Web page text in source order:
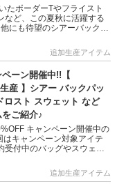
たボーダーTやフライスト
など、この夏秋に活躍する
にも待望のシアーバックパ
追加生産アイテム
ーン開催中!!【
産 】シアー バックパッ
ロスト スウェット など
ご紹介♪
キャンペーン開催中の
キャンペーン対象アイテ
受付中のバッグやスウェッ
追加生産アイテム